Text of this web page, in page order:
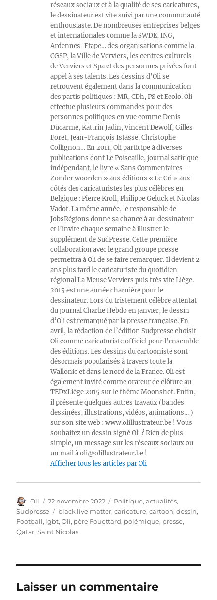
réseaux sociaux et à la qualité de ses caricatures,
le dessinateur est vite suivi par une communauté
enthousiaste. De nombreuses entreprises belges
et internationales comme la SWDE, ING,
Ardennes-Etape… des organisations comme la
CGSP, la Ville de Verviers, les centres culturels
de Verviers et Spa et des personnes privées font
appel à ses talents. Les dessins d’Oli se
retrouvent également dans la communication
des partis politiques : MR, CDh, PS et Ecolo. Oli
effectue plusieurs commandes pour des
personnes politiques en vue comme Denis
Ducarme, Kattrin Jadin, Vincent Dewolf, Gilles
Foret, Jean-François Istasse, Christophe
Collignon… En 2011, Oli participe à diverses
publications dont Le Poiscaille, journal satirique
indépendant, le livre « Sans Commentaires –
Zonder woorden » aux éditions « Le Cri » aux
côtés des caricaturistes les plus célèbres en
Belgique : Pierre Kroll, Philippe Geluck et Nicolas
Vadot. La même année, le responsable de
JobsRégions donne sa chance à au dessinateur
et l’invite chaque semaine à illustrer le
supplément de SudPresse. Cette première
collaboration avec le grand groupe presse
permettra à Oli de se faire remarquer. Il devient 2
ans plus tard le caricaturiste du quotidien
régional La Meuse Verviers puis très vite Liège.
2015 est une année charnière pour le
dessinateur. Lors du tristement célèbre attentat
du journal Charlie Hebdo en janvier, le dessin
d’Oli est remarqué par la presse française. En
avril, la rédaction de l’édition Sudpresse choisit
Oli comme caricaturiste officiel pour l’ensemble
des éditions. Les dessins du cartooniste sont
désormais popularisés à travers toute la
Wallonie et dans le nord de la France. Oli est
également invité comme orateur de clôture au
TEDxLiège 2015 sur le thème Moonshot. Enfin,
il présente quelques autres travaux (bandes
dessinées, illustrations, vidéos, animations… )
sur son site web : www.olillustrateur.be ! Vous
souhaitez un dessin signé Oli ? Rien de plus
simple, un message sur les réseaux sociaux ou
un mail à oli@olillustrateur.be !
Afficher tous les articles par Oli
Auteur
Oli
Publié
le
22 novembre 2022 Catégories
Politique, actualités,
Sudpresse
Étiquettes
black live matter,caricature,cartoon,dessin,
Football, lgbt,Oli, père Fouettard, polémique, presse,
Qatar,Saint Nicolas
Laisser un commentaire